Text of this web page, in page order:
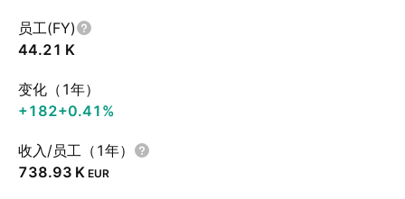
员工(FY)
‪44.21 K‬
变化（1年）
+182+0.41%
收入/员工（1年）
‪738.93 K‬ EUR